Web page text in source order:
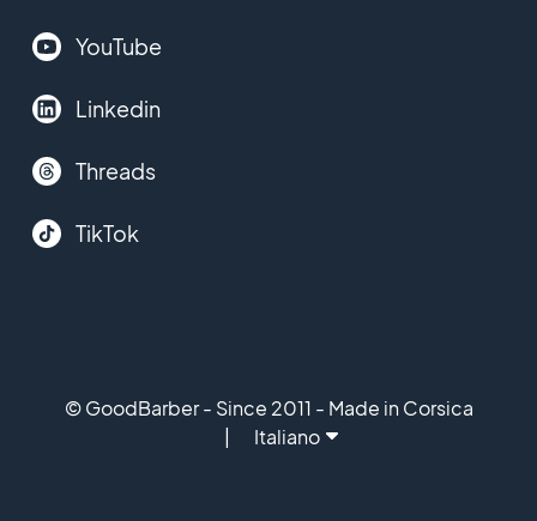
YouTube
Linkedin
Threads
TikTok
© GoodBarber - Since 2011 - Made in Corsica
Italiano